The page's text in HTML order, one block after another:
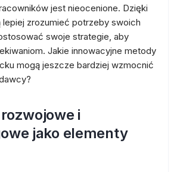
jest nieocenione. Dzięki
zrozumieć potrzeby swoich
swoje strategie, aby
Jakie innowacyjne metody
mogą jeszcze bardziej wzmocnić
i
jako elementy